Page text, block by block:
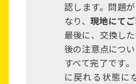
認します。問題
なり、 現地にて
最後に、交換し
後の注意点につい
すべて完了です
に戻れる状態に